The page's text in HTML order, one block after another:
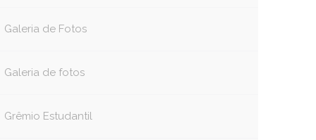
Galeria de Fotos
Galeria de fotos
Grêmio Estudantil